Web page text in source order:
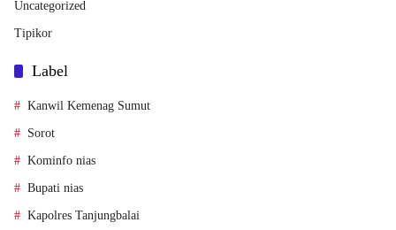
Uncategorized
Tipikor
Label
Kanwil Kemenag Sumut
Sorot
Kominfo nias
Bupati nias
Kapolres Tanjungbalai